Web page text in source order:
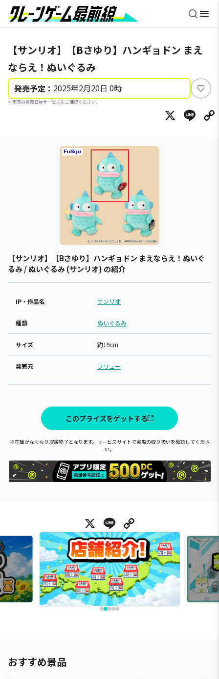
【サンリオ】【Bさゆり】ハンギョドン まえ
ならえ！ぬいぐるみ
発売予定： 2025年2月20日 0時
※実際の発売日はサービスをご確認ください。
い
ね
X
【サンリオ】【Bさゆり】ハンギョドン まえならえ！ぬいぐ
るみ / ぬいぐるみ (サンリオ) の紹介
IP・作品名 サンリオ
種類 ぬいぐるみ
サイズ 約19cm
発売元 フリュー
このプライズをゲットする
※在庫がなくなり次第終了となります。サービスサイトで実際の取り扱いを確認してくださ
い。
X Line
おすすめ景品